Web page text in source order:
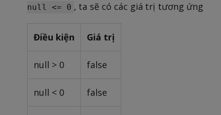
null <= 0 , ta sẽ có các giá trị tương ứng
Điều kiện Giá trị
null > 0 false
null < 0 false